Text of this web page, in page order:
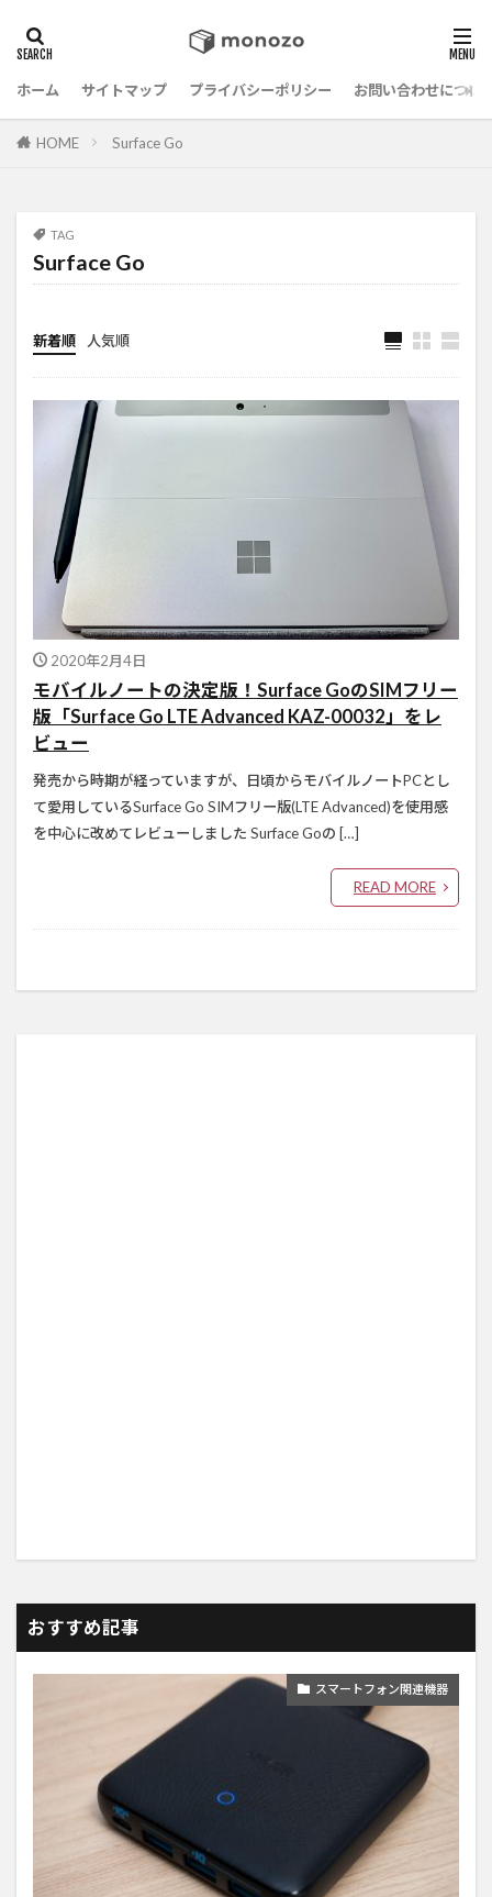
ホーム サイトマップ プライバシーポリシー お問い合わせについ
HOME Surface Go
TAG
Surface Go
新着順 人気順
2020年2月4日
モバイルノートの決定版！Surface GoのSIMフリー
版「Surface Go LTE Advanced KAZ-00032」をレ
ビュー
発売から時期が経っていますが、日頃からモバイルノートPCとし
て愛用しているSurface Go SIMフリー版(LTE Advanced)を使用感
を中心に改めてレビューしました Surface Goの […]
READ MORE
おすすめ記事
スマートフォン関連機器